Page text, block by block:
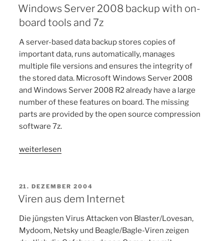
mit
Bordmitteln
7z“
AM
Windows Server 2008 backup with on-
board tools and 7z
A server-based data backup stores copies of
important data, runs automatically, manages
multiple file versions and ensures the integrity of
the stored data. Microsoft Windows Server 2008
and Windows Server 2008 R2 already have a large
number of these features on board. The missing
parts are provided by the open source compression
software 7z.
„Windows
backup
with
board
tools
weiterlesen
VERÖFFENTLICHT
AM
21. DEZEMBER 2004
Viren aus dem Internet
Die jüngsten Virus Attacken von Blaster/Lovesan,
Mydoom, Netsky und Beagle/Bagle-Viren zeigen